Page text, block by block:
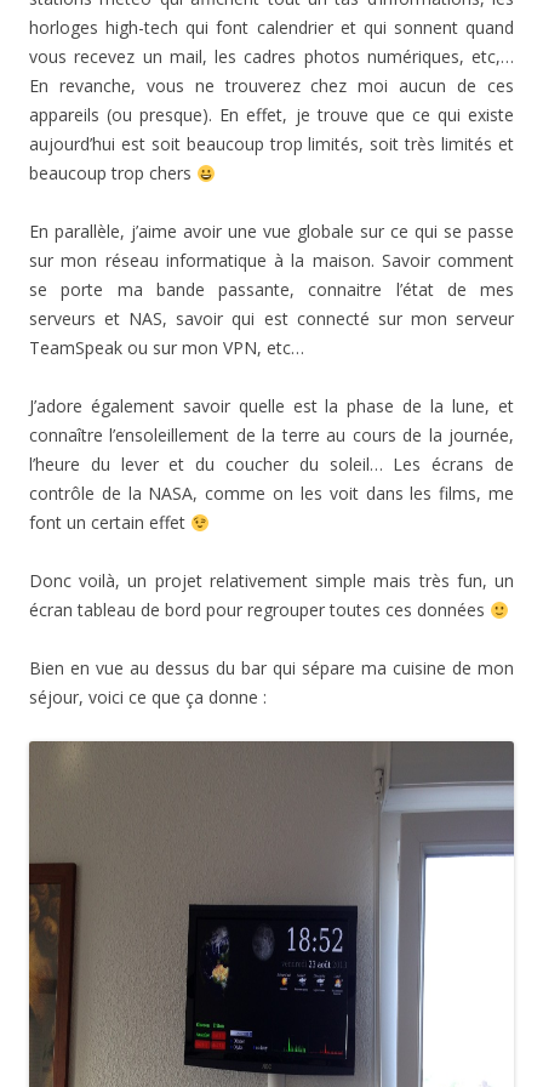
r
e
d
a
n
s
u
n
e
n
o
u
v
l
e
f
e
n
ê
t
r
e
)
e
d
a
n
s
n
e
n
o
u
v
e
e
f
e
n
ê
t
r
e
)
e
d
a
n
s
e
n
o
u
v
e
e
f
e
n
ê
t
r
e
)
v
r
e
d
a
n
s
u
n
e
n
l
l
e
f
e
n
ê
t
r
e
r
e
d
a
n
s
u
n
e
n
o
l
e
f
e
t
r
)
d
n
s
u
n
e
n
o
u
v
e
n
ê
t
r
e
)
o
u
v
r
e
d
a
n
s
u
n
v
e
l
l
e
f
e
n
)
horloges high-tech qui font calendrier et qui sonnent quand
vous recevez un mail, les cadres photos numériques, etc,…
En revanche, vous ne trouverez chez moi aucun de ces
appareils (ou presque). En effet, je trouve que ce qui existe
aujourd’hui est soit beaucoup trop limités, soit très limités et
beaucoup trop chers
En parallèle, j’aime avoir une vue globale sur ce qui se passe
sur mon réseau informatique à la maison. Savoir comment
se porte ma bande passante, connaitre l’état de mes
serveurs et NAS, savoir qui est connecté sur mon serveur
TeamSpeak ou sur mon VPN, etc…
J’adore également savoir quelle est la phase de la lune, et
connaître l’ensoleillement de la terre au cours de la journée,
l’heure du lever et du coucher du soleil… Les écrans de
contrôle de la NASA, comme on les voit dans les films, me
font un certain effet
Donc voilà, un projet relativement simple mais très fun, un
écran tableau de bord pour regrouper toutes ces données
Bien en vue au dessus du bar qui sépare ma cuisine de mon
séjour, voici ce que ça donne :